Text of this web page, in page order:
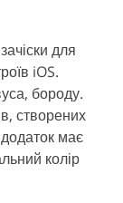
для
iOS.
бороду.
створених
має
колір